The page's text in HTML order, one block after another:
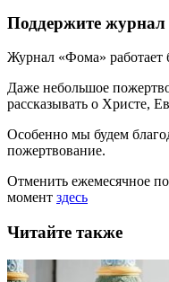
Поддержите
Журнал «Фома» работает
Даже небольшое
рассказывать о Христе,
Особенно мы будем
пожертвование.
Отменить ежемесячное
момент здесь
Читайте также